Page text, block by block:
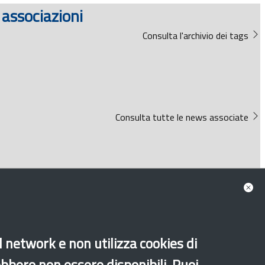
Consulta l'archivio dei tags
Consulta tutte le news associate
e non utilizza cookies di